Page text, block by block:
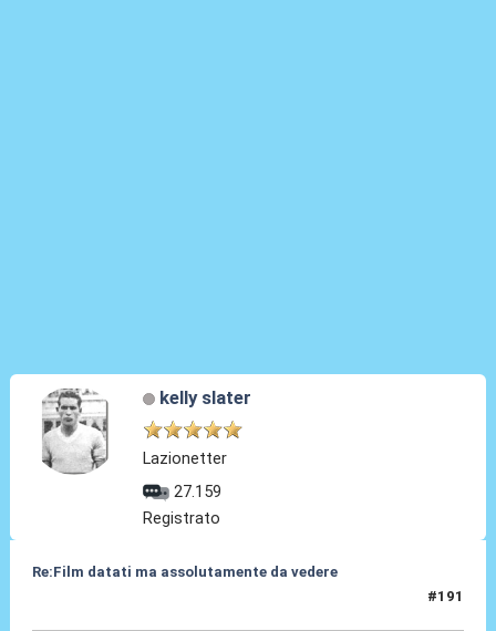
kelly slater
Lazionetter
27.159
Registrato
Re:Film datati ma assolutamente da vedere
#191